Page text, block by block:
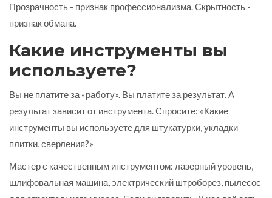
Прозрачность - признак профессионализма. Скрытность -
признак обмана.
Какие инструменты вы
используете?
Вы не платите за «работу». Вы платите за результат. А
результат зависит от инструмента. Спросите: «Какие
инструменты вы используете для штукатурки, укладки
плитки, сверления?»
Мастер с качественным инструментом: лазерный уровень,
шлифовальная машина, электрический штроборез, пылесос